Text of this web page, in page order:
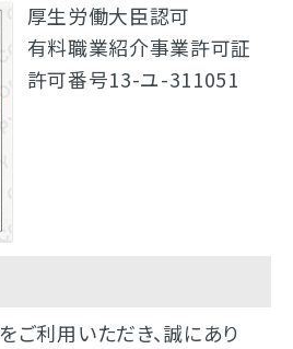
厚生労働大臣認可
有料職業紹介事業許可証
許可番号13-ユ-311051
ご利用いただき、誠にあり